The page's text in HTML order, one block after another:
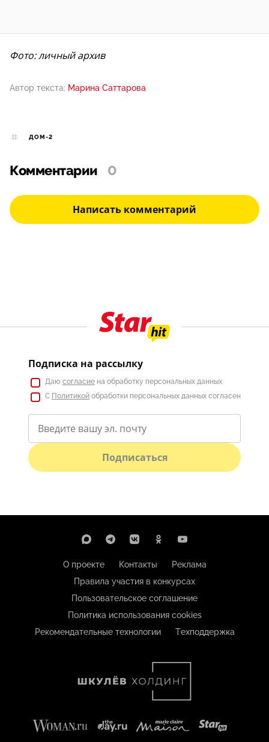
Фото: личный архив
Автор текста: Марина Саттарова
ДОМ-2
Комментарии 0
Написать комментарий
Подписка на рассылку
Даю согласие на обработку персональных данных
С Политикой обработки персональных данных согласен
Подписаться
О проекте Контакты
Реклама
Правила участия в конкурсах
Пользовательское соглашение
Политика использования cookies
Рекомендательные технологии
Техподдержка